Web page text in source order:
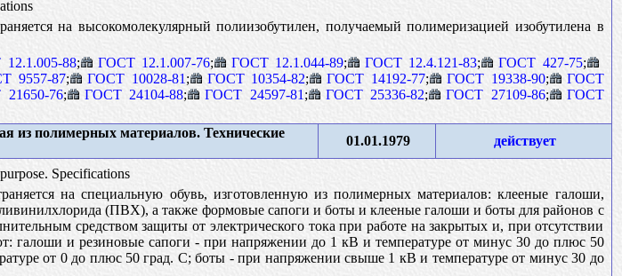
на высокомолекулярный полиизобутилен, получаемый полимеризацией изобутилена в
88; ГОСТ 12.1.007-76; ГОСТ 12.1.044-89; ГОСТ 12.4.121-83; ГОСТ 427-75;
9557-87; ГОСТ 10028-81 ; ГОСТ 10354-82; ГОСТ 14192-77; ГОСТ 19338-90;
ГОСТ
76; ГОСТ 24104-88; ГОСТ 24597-81 ; ГОСТ 25336-82; ГОСТ 27109-86;
ГОСТ
из полимерных материалов. Технические
01.01.1979 действует
Specifications
на специальную обувь, изготовленную из полимерных материалов: клееные галоши,
(ПВХ), а также формовые сапоги и боты и клееные галоши и боты для районов с
средством защиты от электрического тока при работе на закрытых и, при отсутствии
галоши и резиновые сапоги - при напряжении до 1 кВ и температуре от минус 30 до плюс 50
от 0 до плюс 50 град. С; боты - при напряжении свыше 1 кВ и температуре от минус 30 до